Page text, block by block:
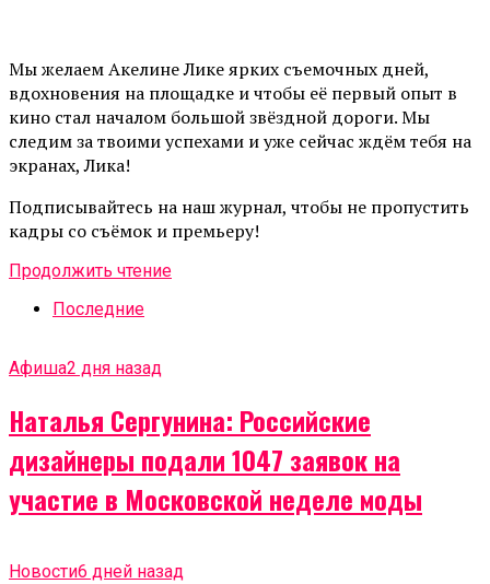
Мы желаем Акелине Лике ярких съемочных дней,
вдохновения на площадке и чтобы её первый опыт в
кино стал началом большой звёздной дороги. Мы
следим за твоими успехами и уже сейчас ждём тебя на
экранах, Лика!
Подписывайтесь на наш журнал, чтобы не пропустить
кадры со съёмок и премьеру!
Продолжить чтение
Последние
Афиша2 дня назад
Наталья Сергунина: Российские
дизайнеры подали 1047 заявок на
участие в Московской неделе моды
Новости6 дней назад